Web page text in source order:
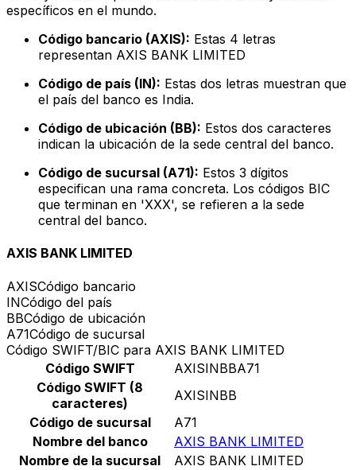
específicos en el mundo.
Código bancario (AXIS): Estas 4 letras
representan AXIS BANK LIMITED
Código de país (IN): Estas dos letras muestran que
el país del banco es India.
Código de ubicación (BB): Estos dos caracteres
indican la ubicación de la sede central del banco.
Código de sucursal (A71): Estos 3 dígitos
especifican una rama concreta. Los códigos BIC
que terminan en 'XXX', se refieren a la sede
central del banco.
AXIS BANK LIMITED
AXISCódigo bancario
INCódigo del país
BBCódigo de ubicación
A71Código de sucursal
Código SWIFT/BIC para AXIS BANK LIMITED
Código SWIFT
AXISINBBA71
Código SWIFT (8
caracteres)
AXISINBB
Código de sucursal
A71
Nombre del banco
AXIS BANK LIMITED
Nombre de la sucursal
AXIS BANK LIMITED